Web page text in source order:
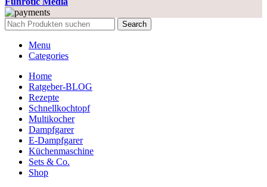
Search
Menu
Categories
Home
Ratgeber-BLOG
Rezepte
Schnellkochtopf
Multikocher
Dampfgarer
E-Dampfgarer
Küchenmaschine
Sets & Co.
Shop